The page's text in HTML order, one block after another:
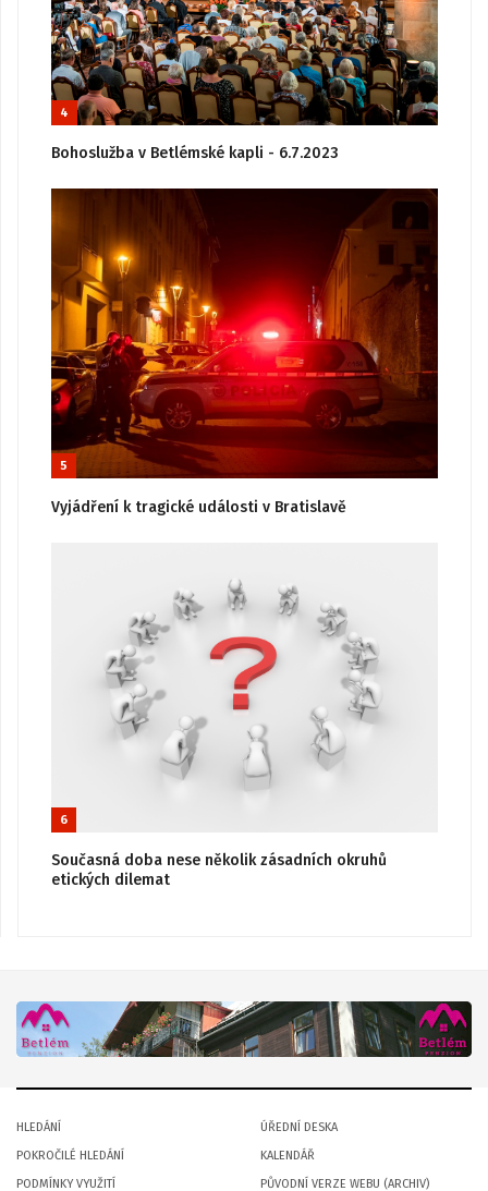
4
Bohoslužba v Betlémské kapli - 6.7.2023
5
Vyjádření k tragické události v Bratislavě
6
Současná doba nese několik zásadních okruhů
etických dilemat
HLEDÁNÍ
POKROČILÉ HLEDÁNÍ
PODMÍNKY VYUŽITÍ
ÚŘEDNÍ DESKA
KALENDÁŘ
PŮVODNÍ VERZE WEBU (ARCHIV)